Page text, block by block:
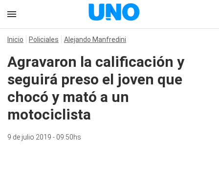
Inicio Policiales Alejando Manfredini
Agravaron la calificación y
seguirá preso el joven que
chocó y mató a un
motociclista
9 de julio 2019 - 09:50hs